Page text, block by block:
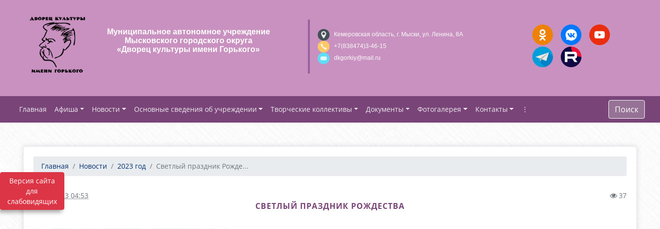
Версия сайта
для
слабовидящих
Муниципальное автономное учреждение
Мысковского городского округа
«Дворец культуры имени Горького»
Кемеровская область, г. Мыски, ул. Ленина, 8А
+7(838474)3-46-15
dkgorkiy@mail.ru
Афиша Новости Основные сведения об учреждении Творческие коллективы Документы Фотогалерея Контакты ⋮ Поиск
Главная Новости 2023 год Светлый праздник Рожде...
09.01.2023 04:53 37
СВЕТЛЫЙ ПРАЗДНИК РОЖДЕСТВА